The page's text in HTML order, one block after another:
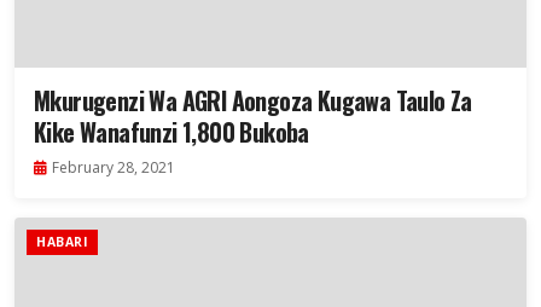
Mkurugenzi Wa AGRI Aongoza Kugawa Taulo Za
Kike Wanafunzi 1,800 Bukoba
February 28, 2021
HABARI